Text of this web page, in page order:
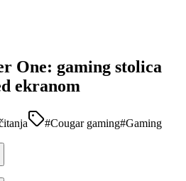
One: gaming stolica
ekranom
#Cougar gaming#Gaming